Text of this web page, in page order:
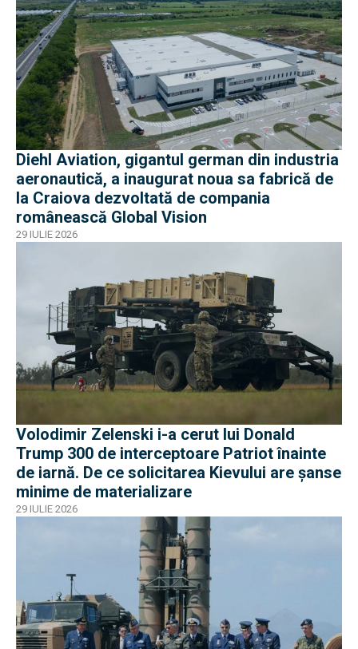
Diehl Aviation, gigantul german din industria
aeronautică, a inaugurat noua sa fabrică de
la Craiova dezvoltată de compania
românească Global Vision
29 IULIE 2026
Volodimir Zelenski i-a cerut lui Donald
Trump 300 de interceptoare Patriot înainte
de iarnă. De ce solicitarea Kievului are șanse
minime de materializare
29 IULIE 2026